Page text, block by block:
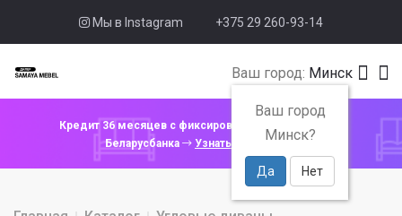
Мы в Instagram +375 29 260-93-14
Ваш город: Минск
Ваш город
Минск?
Да Нет
Кредит 36 месяцев с фиксированной ставкой 4% от
Беларусбанка
Узнать подробнее